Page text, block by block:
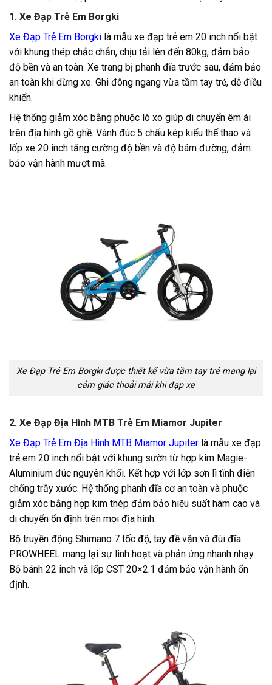
1. Xe Đạp Trẻ Em Borgki
Xe Đạp Trẻ Em Borgki là mẫu xe đạp trẻ em 20 inch nổi bật
với khung thép chắc chắn, chịu tải lên đến 80kg, đảm bảo
độ bền và an toàn. Xe trang bị phanh đĩa trước sau, đảm bảo
an toàn khi dừng xe. Ghi đông ngang vừa tầm tay trẻ, dễ điều
khiển.
Hệ thống giảm xóc bằng phuộc lò xo giúp di chuyển êm ái
trên địa hình gồ ghề. Vành đúc 5 chấu kép kiểu thể thao và
lốp xe 20 inch tăng cường độ bền và độ bám đường, đảm
bảo vận hành mượt mà.
Xe Đạp Trẻ Em Borgki được thiết kế vừa tầm tay trẻ mang lại
cảm giác thoải mái khi đạp xe
2. Xe Đạp Địa Hình MTB Trẻ Em Miamor Jupiter
Xe Đạp Trẻ Em Địa Hình MTB Miamor Jupiter là mẫu xe đạp
trẻ em 20 inch nổi bật với khung sườn từ hợp kim Magie-
Aluminium đúc nguyên khối. Kết hợp với lớp sơn lì tĩnh điện
chống trầy xước. Hệ thống phanh đĩa cơ an toàn và phuộc
giảm xóc bằng hợp kim thép đảm bảo hiệu suất hãm cao và
di chuyển ổn định trên mọi địa hình.
Bộ truyền động Shimano 7 tốc độ, tay đề vặn và đùi đĩa
PROWHEEL mang lại sự linh hoạt và phản ứng nhanh nhạy.
Bộ bánh 22 inch và lốp CST 20×2.1 đảm bảo vận hành ổn
định.